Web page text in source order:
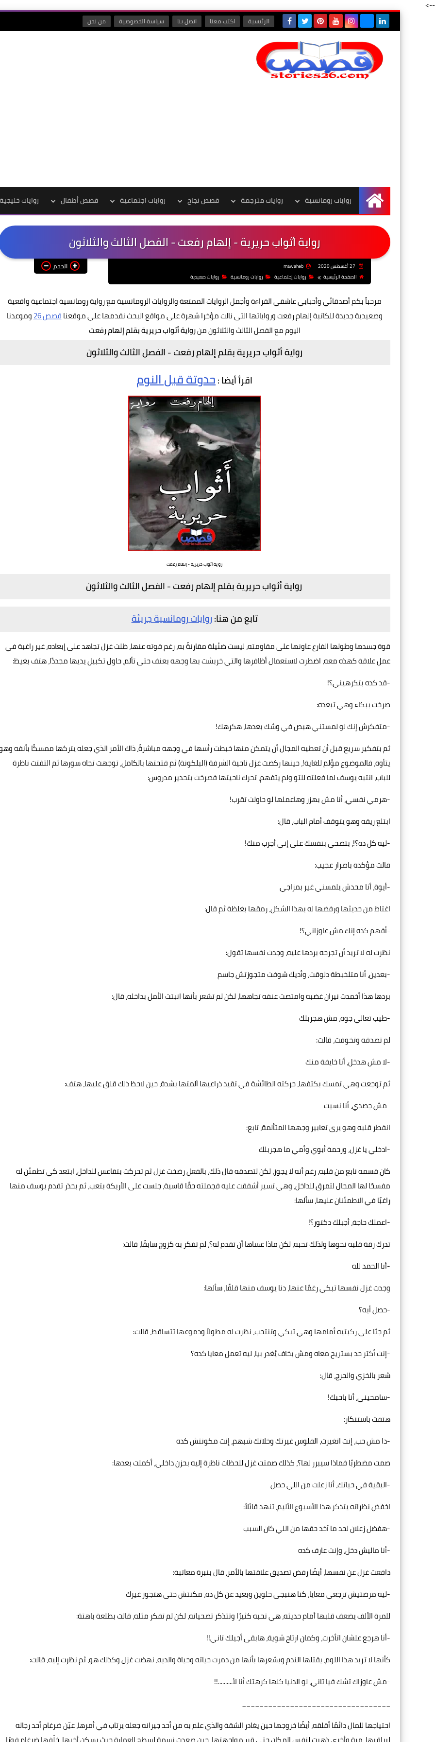
-->
الرئيسية اكتب معنا اتصل بنا سياسة الخصوصية من نحن
الرئيسية
روايات رومانسية روايات مترجمة قصص نجاح روايات اجتماعية قصص أطفال روايات خليجية
رواية أثواب حريرية - إلهام رفعت - الفصل الثالث والثلاثون
mawaheb
الصفحة الرئيسية
روايات إجتماعية روايات رومانسية روايات صعيدية
الحجم
مرحباً بكم أصدقائي وأحبابي عاشقي القراءة وأجمل الروايات الممتعة والروايات الرومانسية مع رواية رومانسيةاجتماعية واقعية
وصعيديةجديدة للكاتبة إلهام رفعت ورواياتها التى نالت مؤخرا شهرة على مواقع البحث نقدمها علي موقعناقصص 26 وموعدنا
اليوم مع الفصل الثالث والثلاثون منرواية أثواب حريرية بقلم إلهام رفعت
رواية أثواب حريرية بقلم إلهام رفعت - الفصل الثالث والثلاثون
اقرأ أيضا :حدوتة قبل النوم
رواية أثواب حريرية - إلهام رفعت
رواية أثواب حريرية بقلم إلهام رفعت - الفصل الثالث والثلاثون
تابع من هنا:روايات رومانسية جريئة
قوة جسدها وطولها الفارع عاونها على مقاومته، ليست ضئيلة مقارنةً به، رغم قوته عنها، ظلت غزل تجاهد على إبعاده، غير راغبة في
عمل علاقة كهذه معه، اضطرت لاستعمال أظافرها والتي خربشت بها وجهه بعنف حتى تألم، حاول تكبيل يديها مجددًا، هتف بغيظ:
-قد كده بتكرهيني؟!
صرخت ببكاء وهي تبعده:
-متفكرش إنك لو لمستني هبص في وشك بعدها، هكرهك!
ثم بتفكير سريع قبل أن تعطيه المجال أن يتمكن منها خبطت رأسها في وجهه مباشرةً، ذاك الأمر الذي جعله يتركها ممسكًا بأنفه
يتأوه، فالموضوع مؤلم للغاية!، حينها ركضت غزل ناحية الشرفة (البلكونة) ثم فتحتها بالكامل، توجهت تجاه سورها ثم التفتت ناظرة
للباب، انتبه يوسف لما فعلته للتو ولم يتفهم، تحرك ناحيتها فصرخت بتحذير مدروس:
-هرمي نفسي، أنا مش بهزر وهاعملها لو حاولت تقرب!
ابتلع ريقه وهو يتوقف أمام الباب، قال:
-ليه كل ده؟!، بتضحي بنفسك على إني أجرب منك!
قالت مؤكدة باصرار عجيب:
-أيوة، أنا محدش يلمسني غير بمزاجي
اغتاظ من حديثها ورفضها له بهذا الشكل، رمقها بغلظة ثم قال:
-أفهم كده إنك مش عاوزاني؟!
نظرت له لا تريد أن تجرحه بردها عليه، وجدت نفسها تقول:
-بعدين، أنا متلخبطة دلوقت، وأديك شوفت متجوزتش جاسم
بردها هذا أخمدت نيران غضبه وامتصت عنفه تجاهها، لكن لم تشعر بأنها انبتت الأمل بداخله، قال:
-طيب تعالي جوه، مش هجربلك
لم تصدقه وتخوفت، قالت:
-لا مش هدخل، أنا خايفة منك
ثم توجعت وهي تمسك بكتفها، حركته الطائشة في تقيد ذراعيها آلمتها بشدة، حين لاحظ ذلك قلق عليها، هتف:
-مش جصدي، أنا نسيت
انفطر قلبه وهو يرى تعابير وجهها المتألمة، تابع:
-ادخلي يا غزل، ورحمة أبوي وأمي ما هجربلك
كان قسمه نابع من قلبه، رغم أنه لا يجوز، لكن لتصدقه قال ذلك، بالفعل رضخت غزل ثم تحركت بتقاعس للداخل، ابتعد كي تطمئن له
مفسحًا لها المجال لتمرق للداخل، وهي تسير أشفقت عليه فجملته حقًا قاسية، جلست على الأريكة بتعب، ثم بحذر تقدم يوسف منها
راغبًا في الاطمئنان عليها، سألها:
-اعملك حاجة، أجبلك دكتور؟!
تدرك رقة قلبه نحوها ولذلك تحبه، لكن ماذا عساها أن تقدم له؟، لم تفكر به كزوج سابقًا، قالت:
-أنا الحمد لله
وجدت غزل نفسها تبكي رغمًا عنها، دنا يوسف منها قلقًا، سألها:
-حصل أيه؟
ثم جثا على ركبتيه أمامها وهي تبكي وتنتحب، نظرت له مطولاً ودموعها تتساقط، قالت:
-إنت أكتر حد بستريح معاه ومش بخاف يُغدر بيا، ليه تعمل معايا كده؟
شعر بالخزي والحرج، قال:
-سامحيني، أنا باحبك!
هتفت باستنكار:
-دا مش حب، إنت اتغيرت، الفلوس غيرتك وخلاتك شبهم، إنت مكونتش كده
صمت مضطربًا فماذا سيبرر لها؟، كذلك صمتت غزل للحظات ناظرة إليه بحزن داخلي، أكملت بعدها:
-البقية في حياتك، أنا زعلت من اللي حصل
اخفض نظراته يتذكر هذا الأسبوع الأليم، تنهد قائلاً:
-هفضل زعلان لحد ما آخد حقها من اللي كان السبب
-أنا ماليش دخل، وإنت عارف كده
دافعت غزل عن نفسها، أيضًا رفض تصديق علاقتها بالأمر، قال بنبرة معاتبة:
-ليه مرضتيش ترجعي معايا، كنا هنبجى حلوين وبعيد عن كل ده، مكنتش حتى هتجوز غيرك
للمرة الألف يضعف قلبها أمام حديثه، هي تحبه كثيرًا وتتذكر تضحياته، لكن لم تفكر مثله، قالت بطلعة باهتة:
-أنا هرجع علشان اتأخرت، وكمان ارتاح شوية، هابقى أجيلك تاني!!
كأنها لا تريد هذا اللوم، يقتلها الندم ويشعرها بأنها من دمرت حياته وحياة والديه، نهضت غزل وكذلك هو، ثم نظرت إليه، قالت:
-مش عاوزاك تشك فيا تاني، لو الدنيا كلها كرهتك أنا لأ..........!!
__________________________________
احتياجها للمال دائمًا أقلقه، أيضًا خروجها حين يغادر الشقة والذي علم به من أحد جيرانه جعله يرتاب في أمرها، عيّن ضرغام أحد رجاله